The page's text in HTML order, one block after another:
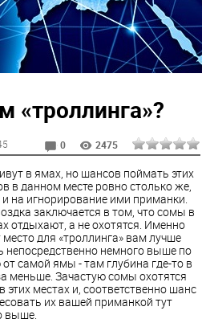
«троллинга»?
0 2475
в ямах, но шансов поймать этих
в данном месте ровно столько же,
и на игнорирование ими приманки.
заключается в том, что сомы в
отдыхают, а не охотятся. Именно
место для «троллинга» вам лучше
непосредственно немного выше по
от самой ямы - там глубина где-то в
меньше. Зачастую сомы охотятся
этих местах и, соответственно шанс
их вашей приманкой тут
выше.